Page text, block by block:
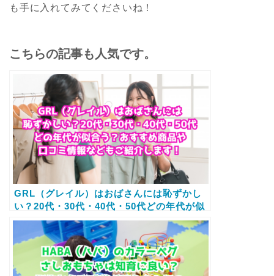
も手に入れてみてくださいね！
こちらの記事も人気です。
GRL（グレイル）はおばさんには恥ずかし
い？20代・30代・40代・50代どの年代が似
合う？おすすめ商品や口コミ情報などもご紹
介します！